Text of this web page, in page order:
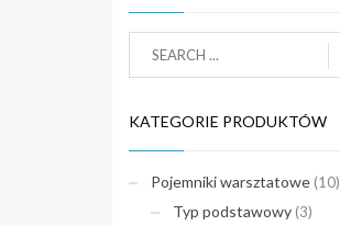
KATEGORIE PRODUKTÓW
Pojemniki warsztatowe (10)
Typ podstawowy (3)